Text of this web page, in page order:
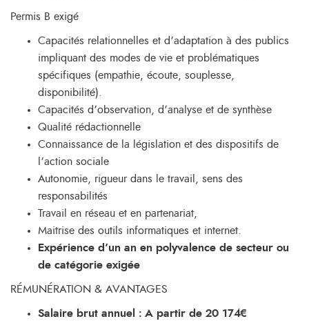
Permis B exigé
Capacités relationnelles et d’adaptation à des publics
impliquant des modes de vie et problématiques
spécifiques (empathie, écoute, souplesse,
disponibilité).
Capacités d’observation, d’analyse et de synthèse
Qualité rédactionnelle
Connaissance de la législation et des dispositifs de
l’action sociale
Autonomie, rigueur dans le travail, sens des
responsabilités
Travail en réseau et en partenariat,
Maitrise des outils informatiques et internet.
Expérience d’un an en polyvalence de secteur ou
de catégorie exigée
RÉMUNÉRATION & AVANTAGES
Salaire brut annuel : A partir de 20 174€